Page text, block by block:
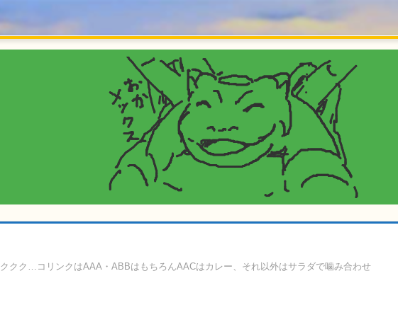
ククク…コリンクはAAA・ABBはもちろんAACはカレー、それ以外はサラダで噛み合わせ